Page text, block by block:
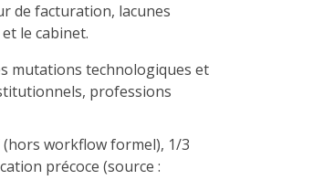
de facturation, lacunes
le cabinet.
mutations technologiques et
professions
(hors workflow formel), 1/3
précoce (source :